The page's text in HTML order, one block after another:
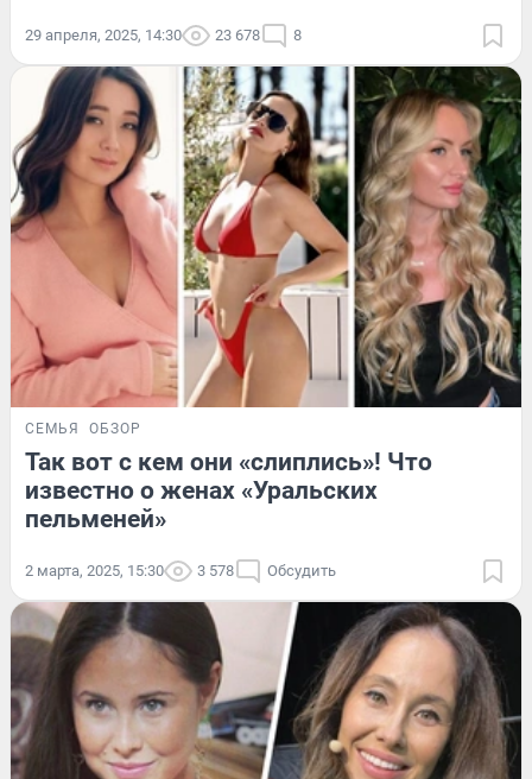
29 апреля, 2025, 14:30 23 678 8
СЕМЬЯ ОБЗОР
Так вот с кем они «слиплись»! Что
известно о женах «Уральских
пельменей»
2 марта, 2025, 15:30 3 578 Обсудить